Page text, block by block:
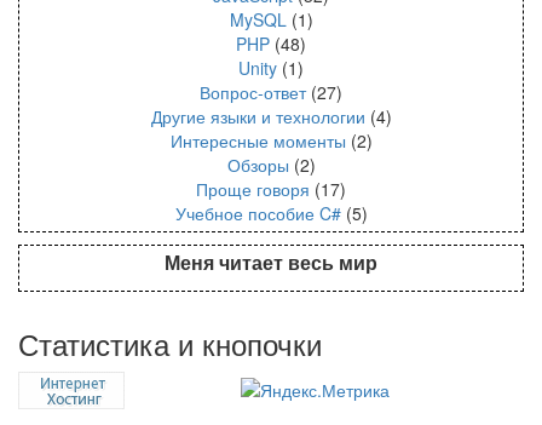
MySQL (1)
PHP (48)
Unity (1)
Вопрос-ответ(27)
Другие языки и технологии (4)
Интересные моменты (2)
Обзоры (2)
Проще говоря (17)
Учебное пособие C#(5)
Меня читает весь мир
Статистика и кнопочки